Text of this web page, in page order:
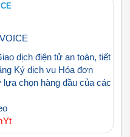
dịch điện tử an toàn, tiết
Ký dịch vụ Hóa đơn
chọn hàng đầu của các